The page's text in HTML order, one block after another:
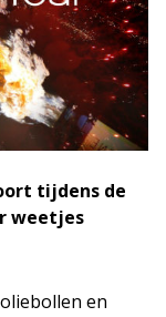
tijdens de
weetjes
en